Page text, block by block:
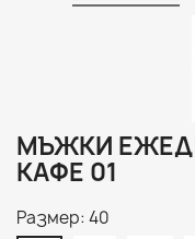
МЪЖКИ
КАФЕ 01
Размер: 40